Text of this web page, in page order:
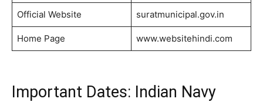
Official Website suratmunicipal.gov.in
Home Page www.websitehindi.com
Important Dates: Indian Navy